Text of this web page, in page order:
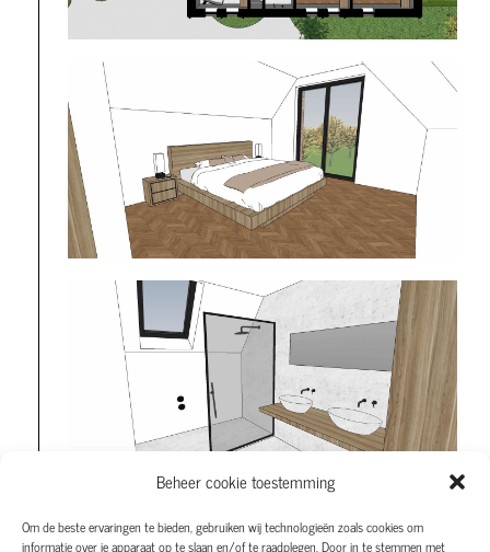
Beheer cookie toestemming
Om de beste ervaringen te bieden, gebruiken wij technologieën zoals cookies om
informatie over je apparaat op te slaan en/of te raadplegen. Door in te stemmen met